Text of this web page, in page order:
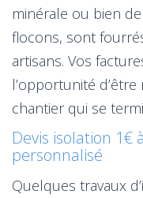
minérale ou bien
flocons, sont
artisans. Vos
l’opportunité
chantier qui se
Devis isolation 1€
personnalisé
Quelques travaux